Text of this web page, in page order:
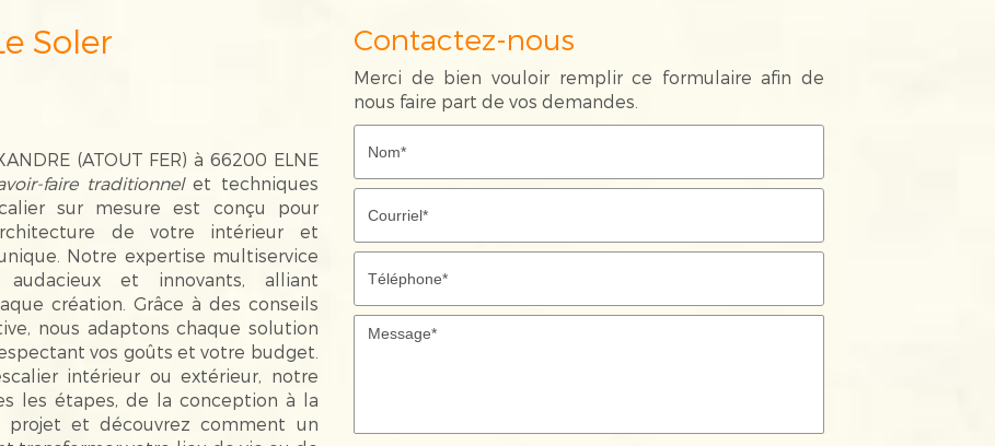
Soler
(ATOUT FER) à 66200 ELNE
faire traditionnelet techniques
sur mesure est conçu pour
de votre intérieur et
Notre expertise multiservice
et innovants, alliant
création. Grâce à des conseils
nous adaptons chaque solution
vos goûts et votre budget.
intérieur ou extérieur, notre
les étapes, de la conception à la
projet et découvrez comment un
Contactez-nous
Merci de bien vouloir remplir ce formulaire afin de
nous faire part de vos demandes.